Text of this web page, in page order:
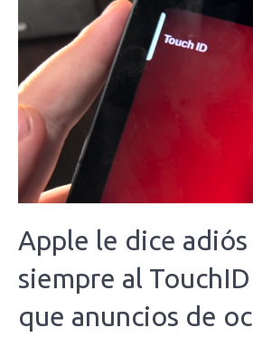
Apple le dice adiós
siempre al
que anuncios de